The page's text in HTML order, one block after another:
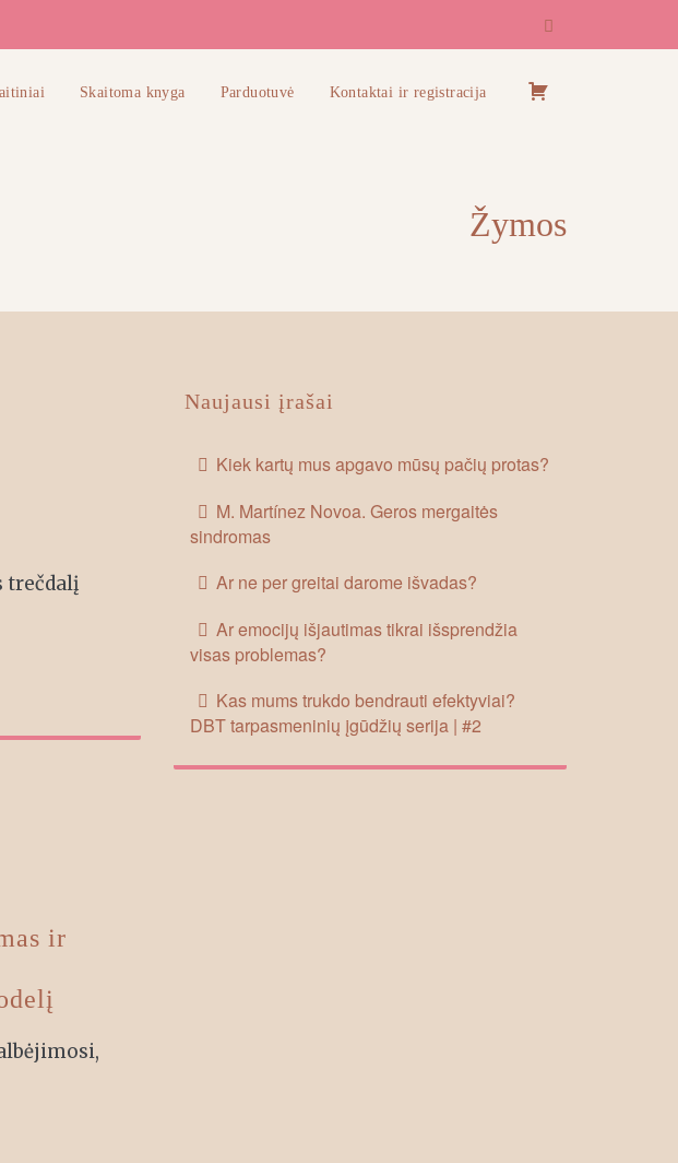
Skaitoma knyga Parduotuvė Kontaktai ir registracija
Žymos
trečdalį
ir
Naujausi įrašai
Kiek kartų mus apgavo mūsų pačių protas?
M. Martínez Novoa. Geros mergaitės
sindromas
Ar ne per greitai darome išvadas?
Ar emocijų išjautimas tikrai išsprendžia
visas problemas?
Kas mums trukdo bendrauti efektyviai?
DBT tarpasmeninių įgūdžių serija | #2